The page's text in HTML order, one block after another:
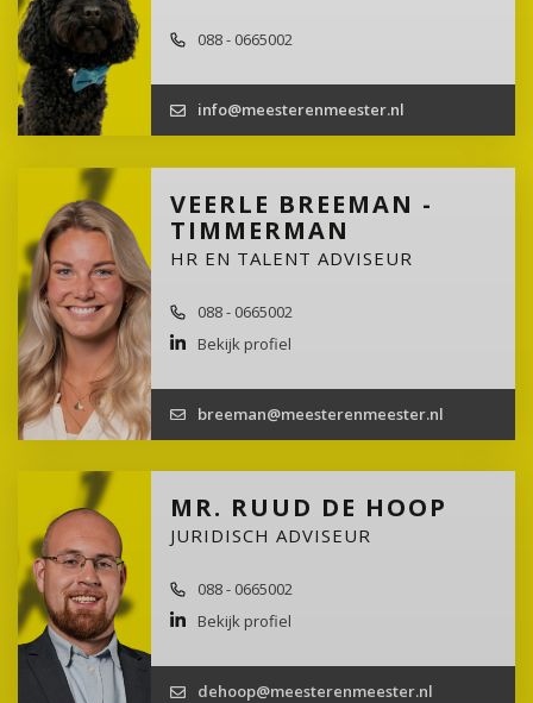
088 - 0665002
info@meesterenmeester.nl
VEERLE BREEMAN -
TIMMERMAN
HR EN TALENT ADVISEUR
088 - 0665002
Bekijk profiel
breeman@meesterenmeester.nl
MR. RUUD DE HOOP
JURIDISCH ADVISEUR
088 - 0665002
Bekijk profiel
dehoop@meesterenmeester.nl